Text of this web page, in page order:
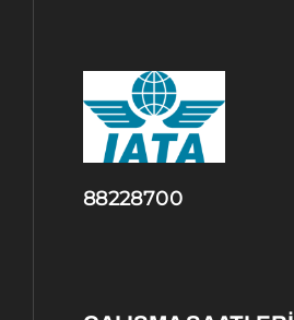
88228700